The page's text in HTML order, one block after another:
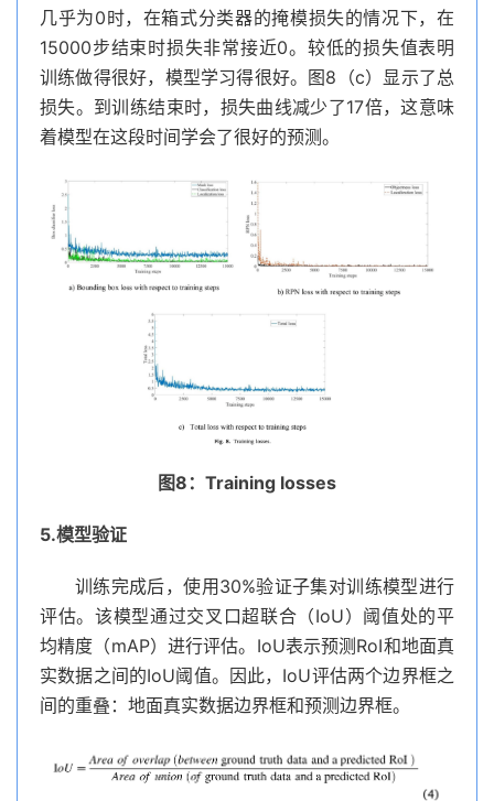
几乎为0时，在箱式分类器的掩模损失的情况下，在
15000步结束时损失非常接近0。较低的损失值表明
训练做得很好，模型学习得很好。图8（c）显示了总
损失。到训练结束时，损失曲线减少了17倍，这意味
着模型在这段时间学会了很好的预测。
图8：Training losses
5.模型验证
训练完成后，使用30%验证子集对训练模型进行
评估。该模型通过交叉口超联合（IoU）阈值处的平
均精度（mAP）进行评估。IoU表示预测RoI和地面真
实数据之间的IoU阈值。因此，IoU评估两个边界框之
间的重叠：地面真实数据边界框和预测边界框。